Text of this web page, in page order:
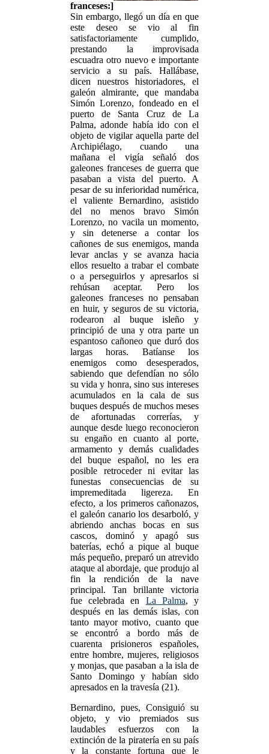
franceses:]
Sin embargo, llegó un día en que
este deseo se vio al fin
satisfactoriamente cumplido,
prestando la improvisada
escuadra otro nuevo e importante
servicio a su país. Hallábase,
dicen nuestros historiadores, el
galeón almirante, que mandaba
Simón Lorenzo, fondeado en el
puerto de Santa Cruz de La
Palma, adonde había ido con el
objeto de vigilar aquella parte del
Archipiélago, cuando una
mañana el vigía señaló dos
galeones franceses de guerra que
pasaban a vista del puerto. A
pesar de su inferioridad numérica,
el valiente Bernardino, asistido
del no menos bravo Simón
Lorenzo, no vacila un momento,
y sin detenerse a contar los
cañones de sus enemigos, manda
levar anclas y se avanza hacia
ellos resuelto a trabar el combate
o a perseguirlos y apresarlos si
rehúsan aceptar. Pero los
galeones franceses no pensaban
en huir, y seguros de su victoria,
rodearon al buque isleño y
principió de una y otra parte un
espantoso cañoneo que duró dos
largas horas. Batíanse los
enemigos como desesperados,
sabiendo que defendían no sólo
su vida y honra, sino sus intereses
acumulados en la cala de sus
buques después de muchos meses
de afortunadas correrías, y
aunque desde luego reconocieron
su engaño en cuanto al porte,
armamento y demás cualidades
del buque español, no les era
posible retroceder ni evitar las
funestas consecuencias de su
impremeditada ligereza. En
efecto, a los primeros cañonazos,
el galeón canario los desarboló, y
abriendo anchas bocas en sus
cascos, dominó y apagó sus
baterías, echó a pique al buque
más pequeño, preparó un atrevido
ataque al abordaje, que produjo al
fin la rendición de la nave
principal. Tan brillante victoria
fue celebrada en La Palma, y
después en las demás islas, con
tanto mayor motivo, cuanto que
se encontró a bordo más de
cuarenta prisioneros españoles,
entre hombre, mujeres, religiosos
y monjas, que pasaban a la isla de
Santo Domingo y habían sido
apresados en la travesía (21).
Bernardino, pues, Consiguió su
objeto, y vio premiados sus
laudables esfuerzos con la
extinción de la piratería en su país
y la constante fortuna que le